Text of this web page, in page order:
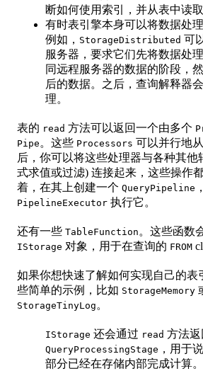
断如何使用索引，并从表中读
有时表引擎本身可以将数据处
例如， StorageDistributed 可
服务器，要求它们先将数据处
同远程服务器的数据的阶段，
后的数据。之后，查询解释器
理。
表的 read 方法可以返回一个由多个
Pipe 。这些 Processors 可以并行地
后，你可以将这些处理器与各种其他
式求值或过滤) 连接起来，这些操作
着，在其上创建一个 QueryPipeline
PipelineExecutor 执行它。
还有一些 TableFunction 。这些函数
IStorage 对象，用于在查询的 FROM
如果你想快速了解如何实现自己的表
些简单的示例，比如 StorageMemory
StorageTinyLog 。
IStorage 还会通过 read 方法返
QueryProcessingStage ，用于
部分已经在存储内部完成计算。